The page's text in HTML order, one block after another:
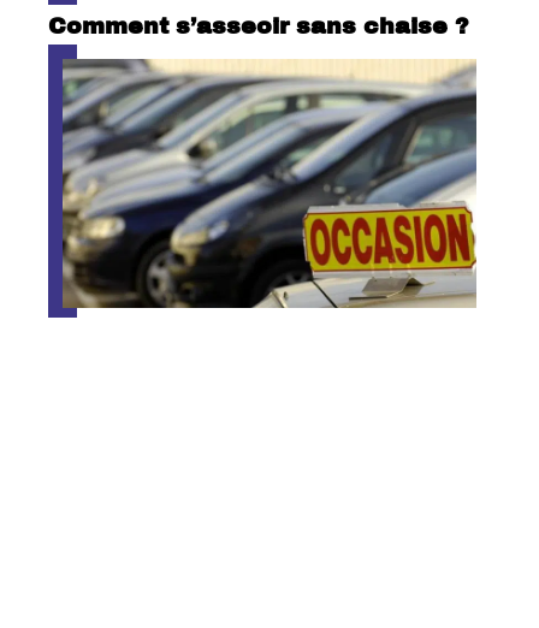
Comment s’asseoir sans chaise ?